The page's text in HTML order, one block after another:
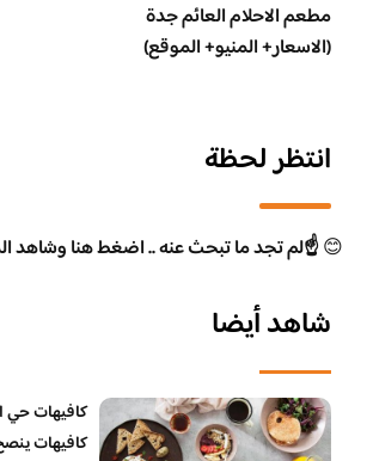
مطعم الاحلام العائم جدة
(الاسعار+ المنيو+ الموقع)
انتظر لحظة
😊☝️لم تجد ما تبحث عنه .. اضغط هنا وشاهد
شاهد أيضا
كافيهات حي
كافيهات